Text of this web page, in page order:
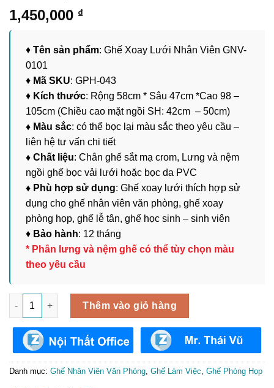
1,450,000 ₫
♦ Tên sản phẩm: Ghế Xoay Lưới Nhân Viên GNV-
0101
♦ Mã SKU: GPH-043
♦ Kích thước: Rộng 58cm * Sâu 47cm *Cao 98 –
105cm (Chiều cao mặt ngồi SH: 42cm – 50cm)
♦ Màu sắc: có thể bọc lại màu sắc theo yêu cầu –
liên hệ tư vấn chi tiết
♦ Chất liệu: Chân ghế sắt mạ crom, Lưng và nệm
ngồi ghế bọc vải lưới hoặc bọc da PVC
♦ Phù hợp sử dụng: Ghế xoay lưới thích hợp sử
dụng cho ghế nhân viên văn phòng, ghế xoay
phòng họp, ghế lễ tân, ghế học sinh – sinh viên
♦ Bảo hành: 12 tháng
* Phân lưng và nệm ghế có thể tùy chọn màu
theo yêu cầu
Ghế Xoay Lưới Nhân Viên GNV-0101 số lượng
Thêm vào giỏ hàng
Danh mục: Ghế Nhân Viên Văn Phòng Ghế Làm Việc Ghế Phòng Họp